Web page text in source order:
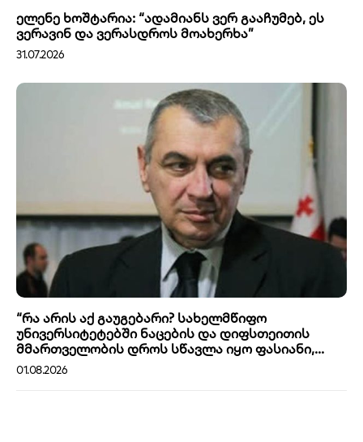
ელენე ხოშტარია: “ადამიანს ვერ გააჩუმებ, ეს
ვერავინ და ვერასდროს მოახერხა”
31.07.2026
“რა არის აქ გაუგებარი? სახელმწიფო
უნივერსიტეტებში ნაცების და დიფსთეითის
მმართველობის დროს სწავლა იყო ფასიანი,...
01.08.2026